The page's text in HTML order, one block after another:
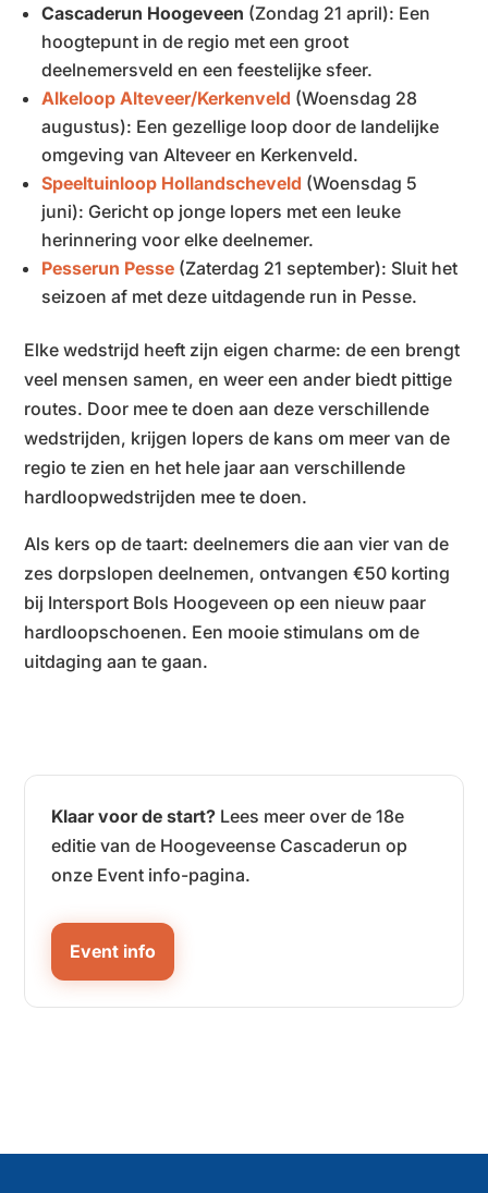
Cascaderun Hoogeveen (Zondag 21 april): Een
hoogtepunt in de regio met een groot
deelnemersveld en een feestelijke sfeer.
Alkeloop Alteveer/Kerkenveld (Woensdag 28
augustus): Een gezellige loop door de landelijke
omgeving van Alteveer en Kerkenveld.
Speeltuinloop Hollandscheveld (Woensdag 5
juni): Gericht op jonge lopers met een leuke
herinnering voor elke deelnemer.
Pesserun Pesse (Zaterdag 21 september): Sluit het
seizoen af met deze uitdagende run in Pesse.
Elke wedstrijd heeft zijn eigen charme: de een brengt
veel mensen samen, en weer een ander biedt pittige
routes. Door mee te doen aan deze verschillende
wedstrijden, krijgen lopers de kans om meer van de
regio te zien en het hele jaar aan verschillende
hardloopwedstrijden mee te doen.
Als kers op de taart: deelnemers die aan vier van de
zes dorpslopen deelnemen, ontvangen €50 korting
bij Intersport Bols Hoogeveen op een nieuw paar
hardloopschoenen. Een mooie stimulans om de
uitdaging aan te gaan.
Klaar voor de start? Lees meer over de 18e
editie van de Hoogeveense Cascaderun op
onze Event info-pagina.
Event info